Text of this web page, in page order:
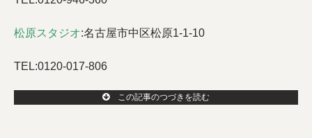
松原スタジオ:名古屋市中区松原1-1-10
TEL:0120-017-806
この記事のつづきを読む